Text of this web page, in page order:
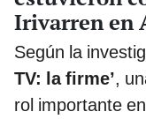
Irivarren en
Según la
TV: la firme’,
rol importante